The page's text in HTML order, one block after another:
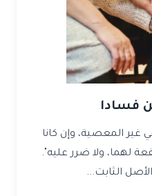
فسادا
غير المعصية، وإن كانا
لهما، ولا ضرر عليه".